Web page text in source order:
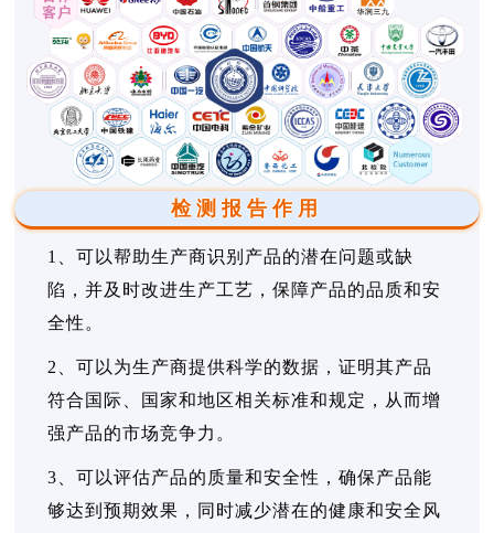
检测报告作用
1、可以帮助生产商识别产品的潜在问题或缺
陷，并及时改进生产工艺，保障产品的品质和安
全性。
2、可以为生产商提供科学的数据，证明其产品
符合国际、国家和地区相关标准和规定，从而增
强产品的市场竞争力。
3、可以评估产品的质量和安全性，确保产品能
够达到预期效果，同时减少潜在的健康和安全风